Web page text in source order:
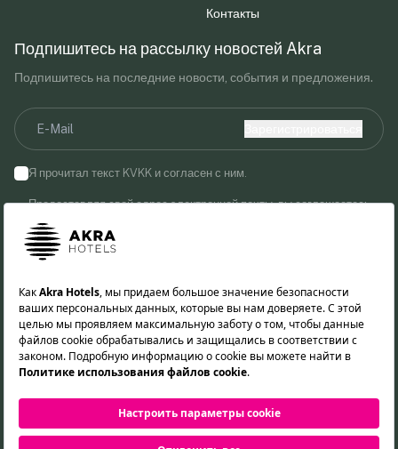
Контакты
Подпишитесь на рассылку новостей Akra
Подпишитесь на последние новости, события и предложения.
Я прочитал текст KVKK и согласен с ним.
Предоставляя свой адрес электронной почты, вы соглашаетесь
получать маркетинговые сообщения от Akra Hotels.
RU
TR
©2026 Akra Hotels. Все права защищены.